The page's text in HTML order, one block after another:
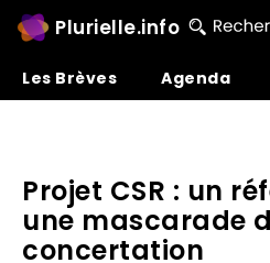
Plurielle.info
Les Brèves Agenda
Projet CSR : un
une mascarade
concertation